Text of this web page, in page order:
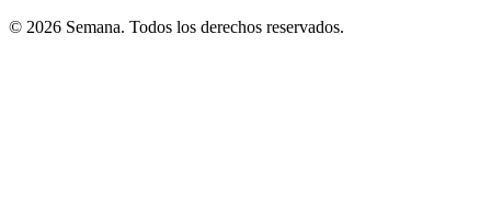
© 2026 Semana. Todos los derechos reservados.